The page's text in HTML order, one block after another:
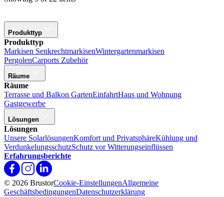
Produkttyp
Produkttyp
Markisen SenkrechtmarkisenWintergartenmarkisen
PergolenCarports Zubehör
Räume
Räume
Terrasse und Balkon GartenEinfahrtHaus und Wohnung
Gastgewerbe
Lösungen
Lösungen
Unsere SolarlösungenKomfort und PrivatsphäreKühlung und
VerdunkelungsschutzSchutz vor Witterungseinflüssen
Erfahrungsberichte
© 2026 BrustorCookie-EinstellungenAllgemeine
GeschäftsbedingungenDatenschutzerklärung